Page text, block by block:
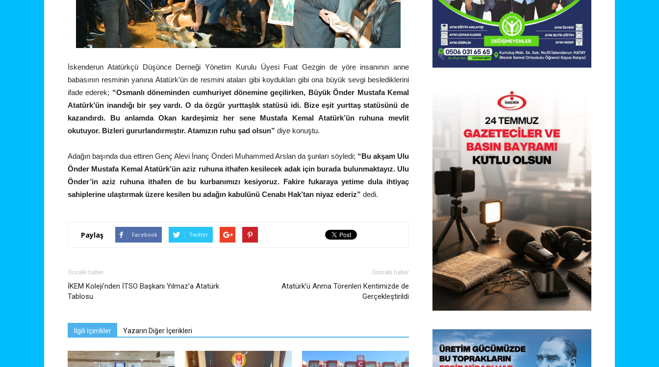
İskenderun Atatürkçü Düşünce Derneği Yönetim Kurulu Üyesi Fuat Gezgin de yöre insanının anne
babasının resminin yanına Atatürk’ün de resmini ataları gibi koydukları gibi ona büyük sevgi beslediklerini
ifade ederek; “Osmanlı döneminden cumhuriyet dönemine geçilirken, Büyük Önder Mustafa Kemal
Atatürk’ün inandığı bir şey vardı. O da özgür yurttaşlık statüsü idi. Bize eşit yurttaş statüsünü de
kazandırdı. Bu anlamda Okan kardeşimiz her sene Mustafa Kemal Atatürk’ün ruhuna mevlit
okutuyor. Bizleri gururlandırmıştır. Atamızın ruhu şad olsun” diye konuştu.
Adağın başında dua ettiren Genç Alevi İnanç Önderi Muhammed Arslan da şunları söyledi; “Bu akşam Ulu
Önder Mustafa Kemal Atatürk’ün aziz ruhuna ithafen kesilecek adak için burada bulunmaktayız. Ulu
Önder’in aziz ruhuna ithafen de bu kurbanımızı kesiyoruz. Fakire fukaraya yetime dula ihtiyaç
sahiplerine ulaştırmak üzere kesilen bu adağın kabulünü Cenabı Hak’tan niyaz ederiz” dedi.
Paylaş Facebook Twitter
Önceki haber
İKEM Koleji’nden İTSO Başkanı Yılmaz’a Atatürk
Tablosu
Sonraki haber
Atatürk’ü Anma Törenleri Kentimizde de
Gerçekleştirildi
İlgili İçerikler Yazarın Diğer İçerikleri